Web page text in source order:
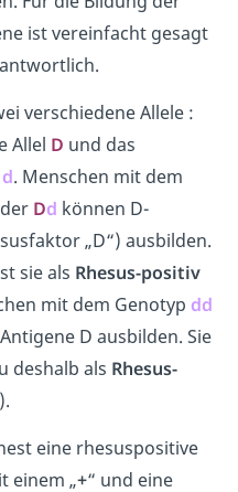
ist vereinfacht gesagt
verschiedene Allele :
Allel D und das
d. Menschen mit dem
Dd können D-
„D“) ausbilden.
sie als Rhesus-positiv
mit dem Genotyp dd
D ausbilden. Sie
deshalb als Rhesus-
eine rhesuspositive
einem „+“ und eine